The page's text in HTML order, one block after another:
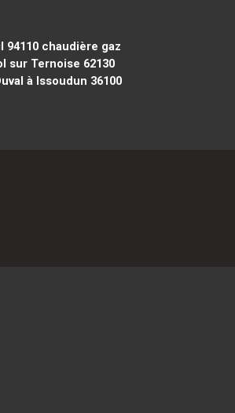
94110 chaudière gaz
sur Ternoise 62130
à Issoudun 36100